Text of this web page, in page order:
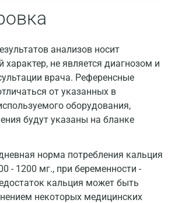
анализов носит
не является диагнозом и
врача. Референсные
от указанных в
оборудования,
будут указаны на бланке
норма потребления кальция
- 1200 мг., при беременности -
кальция может быть
некоторых медицинских